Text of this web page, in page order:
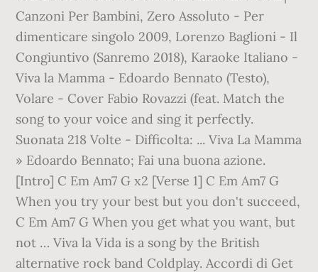
Canzoni Per Bambini, Zero Assoluto - Per
dimenticare singolo 2009, Lorenzo Baglioni - Il
Congiuntivo (Sanremo 2018), Karaoke Italiano -
Viva la Mamma - Edoardo Bennato (Testo),
Volare - Cover Fabio Rovazzi (feat. Match the
song to your voice and sing it perfectly.
Suonata 218 Volte - Difficolta: ... Viva La Mamma
» Edoardo Bennato; Fai una buona azione.
[Intro] C Em Am7 G x2 [Verse 1] C Em Am7 G
When you try your best but you don't succeed,
C Em Am7 G When you get what you want, but
not … Viva la Vida is a song by the British
alternative rock band Coldplay. Accordi di Get